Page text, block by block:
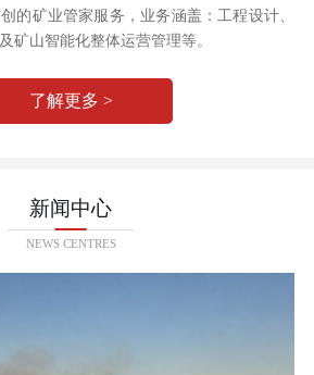
的矿业管家服务，业务涵盖：工程设计、
矿山智能化整体运营管理等。
了解更多 >
新闻中心
NEWS CENTRES